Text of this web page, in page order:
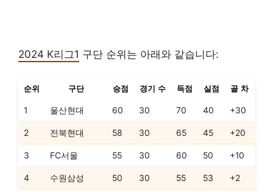
2024 K리그1 구단 순위는 아래와 같습니다:
순위 구단 승점 경기 수 득점 실점 골 차
1 울산현대 60 30 70 40 +30
2 전북현대 58 30 65 45 +20
3 FC서울 55 30 60 50 +10
4 수원삼성 50 30 55 53 +2